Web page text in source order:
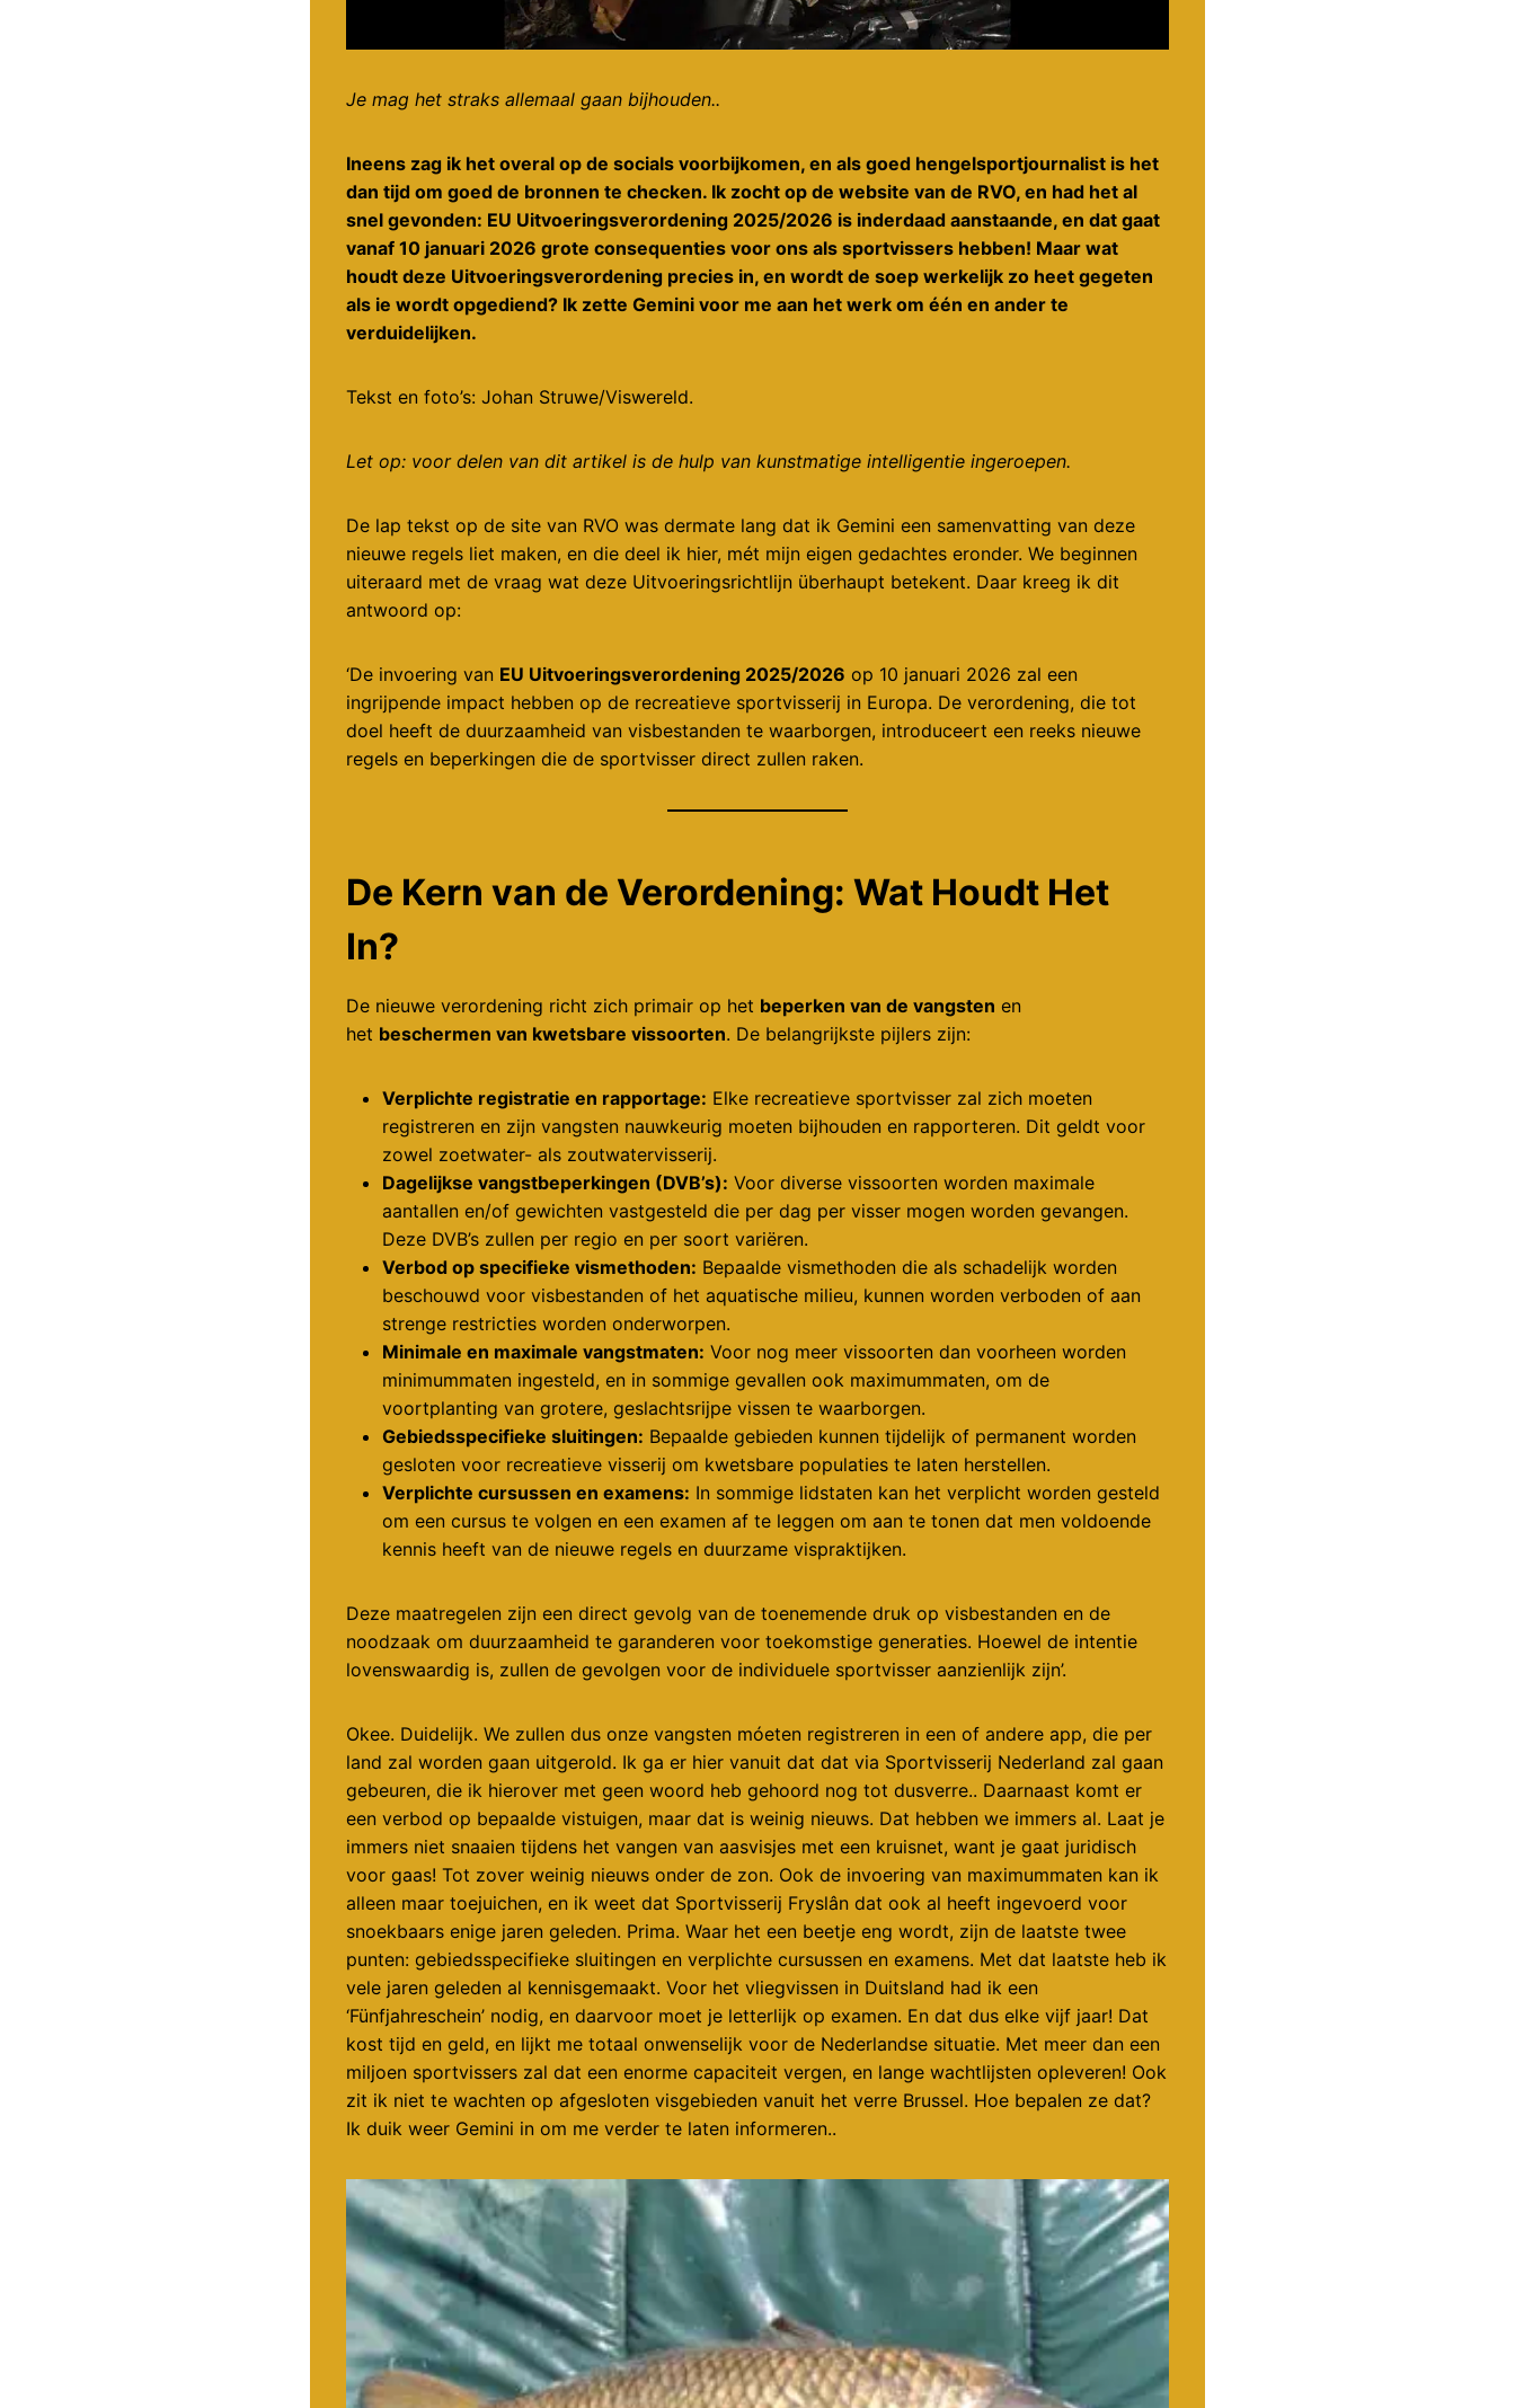
Je mag het straks allemaal gaan bijhouden..
Ineens zag ik het overal op de socials voorbijkomen, en als goed hengelsportjournalist is het
dan tijd om goed de bronnen te checken. Ik zocht op de website van de RVO, en had het al
snel gevonden: EU Uitvoeringsverordening 2025/2026 is inderdaad aanstaande, en dat gaat
vanaf 10 januari 2026 grote consequenties voor ons als sportvissers hebben! Maar wat
houdt deze Uitvoeringsverordening precies in, en wordt de soep werkelijk zo heet gegeten
als ie wordt opgediend? Ik zette Gemini voor me aan het werk om één en ander te
verduidelijken.
Tekst en foto’s: Johan Struwe/Viswereld.
Let op: voor delen van dit artikel is de hulp van kunstmatige intelligentie ingeroepen.
De lap tekst op de site van RVO was dermate lang dat ik Gemini een samenvatting van deze
nieuwe regels liet maken, en die deel ik hier, mét mijn eigen gedachtes eronder. We beginnen
uiteraard met de vraag wat deze Uitvoeringsrichtlijn überhaupt betekent. Daar kreeg ik dit
antwoord op:
‘De invoering van EU Uitvoeringsverordening 2025/2026 op 10 januari 2026 zal een
ingrijpende impact hebben op de recreatieve sportvisserij in Europa. De verordening, die tot
doel heeft de duurzaamheid van visbestanden te waarborgen, introduceert een reeks nieuwe
regels en beperkingen die de sportvisser direct zullen raken.
De Kern van de Verordening: Wat Houdt Het
In?
De nieuwe verordening richt zich primair op het beperken van de vangsten en
het beschermen van kwetsbare vissoorten. De belangrijkste pijlers zijn:
Verplichte registratie en rapportage: Elke recreatieve sportvisser zal zich moeten
registreren en zijn vangsten nauwkeurig moeten bijhouden en rapporteren. Dit geldt voor
zowel zoetwater- als zoutwatervisserij.
Dagelijkse vangstbeperkingen (DVB’s): Voor diverse vissoorten worden maximale
aantallen en/of gewichten vastgesteld die per dag per visser mogen worden gevangen.
Deze DVB’s zullen per regio en per soort variëren.
Verbod op specifieke vismethoden: Bepaalde vismethoden die als schadelijk worden
beschouwd voor visbestanden of het aquatische milieu, kunnen worden verboden of aan
strenge restricties worden onderworpen.
Minimale en maximale vangstmaten: Voor nog meer vissoorten dan voorheen worden
minimummaten ingesteld, en in sommige gevallen ook maximummaten, om de
voortplanting van grotere, geslachtsrijpe vissen te waarborgen.
Gebiedsspecifieke sluitingen: Bepaalde gebieden kunnen tijdelijk of permanent worden
gesloten voor recreatieve visserij om kwetsbare populaties te laten herstellen.
Verplichte cursussen en examens: In sommige lidstaten kan het verplicht worden gesteld
om een cursus te volgen en een examen af te leggen om aan te tonen dat men voldoende
kennis heeft van de nieuwe regels en duurzame vispraktijken.
Deze maatregelen zijn een direct gevolg van de toenemende druk op visbestanden en de
noodzaak om duurzaamheid te garanderen voor toekomstige generaties. Hoewel de intentie
lovenswaardig is, zullen de gevolgen voor de individuele sportvisser aanzienlijk zijn’.
Okee. Duidelijk. We zullen dus onze vangsten móeten registreren in een of andere app, die per
land zal worden gaan uitgerold. Ik ga er hier vanuit dat dat via Sportvisserij Nederland zal gaan
gebeuren, die ik hierover met geen woord heb gehoord nog tot dusverre.. Daarnaast komt er
een verbod op bepaalde vistuigen, maar dat is weinig nieuws. Dat hebben we immers al. Laat je
immers niet snaaien tijdens het vangen van aasvisjes met een kruisnet, want je gaat juridisch
voor gaas! Tot zover weinig nieuws onder de zon. Ook de invoering van maximummaten kan ik
alleen maar toejuichen, en ik weet dat Sportvisserij Fryslân dat ook al heeft ingevoerd voor
snoekbaars enige jaren geleden. Prima. Waar het een beetje eng wordt, zijn de laatste twee
punten: gebiedsspecifieke sluitingen en verplichte cursussen en examens. Met dat laatste heb ik
vele jaren geleden al kennisgemaakt. Voor het vliegvissen in Duitsland had ik een
‘Fünfjahreschein’ nodig, en daarvoor moet je letterlijk op examen. En dat dus elke vijf jaar! Dat
kost tijd en geld, en lijkt me totaal onwenselijk voor de Nederlandse situatie. Met meer dan een
miljoen sportvissers zal dat een enorme capaciteit vergen, en lange wachtlijsten opleveren! Ook
zit ik niet te wachten op afgesloten visgebieden vanuit het verre Brussel. Hoe bepalen ze dat?
Ik duik weer Gemini in om me verder te laten informeren..